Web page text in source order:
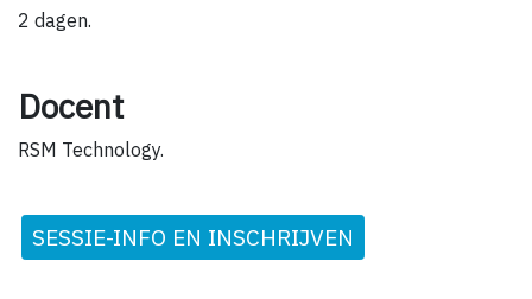
2 dagen.
Docent
RSM Technology.
SESSIE-INFO EN INSCHRIJVEN